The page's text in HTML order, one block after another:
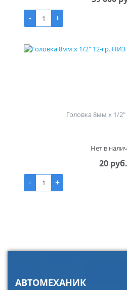
-
+
Головка 8мм х 1/
Нет в
20 руб.
-
+
АВТОМЕХАНИК